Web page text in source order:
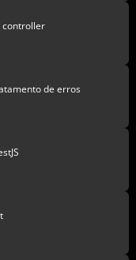
controller
de erros